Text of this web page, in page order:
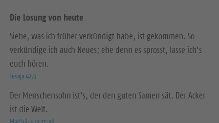
Die Losung von heute
Siehe, was ich früher verkündigt habe, ist gekommen. So
verkündige ich auch Neues; ehe denn es sprosst, lasse ich’s
euch hören.
Jesaja 42,9
Der Menschensohn ist’s, der den guten Samen sät. Der Acker
ist die Welt.